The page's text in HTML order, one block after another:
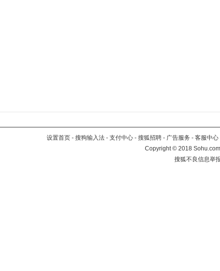
设置首页 - 搜狗输入法 - 支付中心 - 搜狐招聘 - 广告服务 - 客服中心
Copyright©2018
搜狐不良信息举